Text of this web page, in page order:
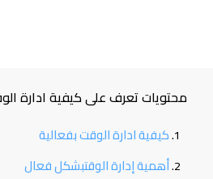
محتويات تعرف على كيفية ادارة
كيفية ادارة الوقت بفعالية
أهمية إدارة الوقتبشكل فعال